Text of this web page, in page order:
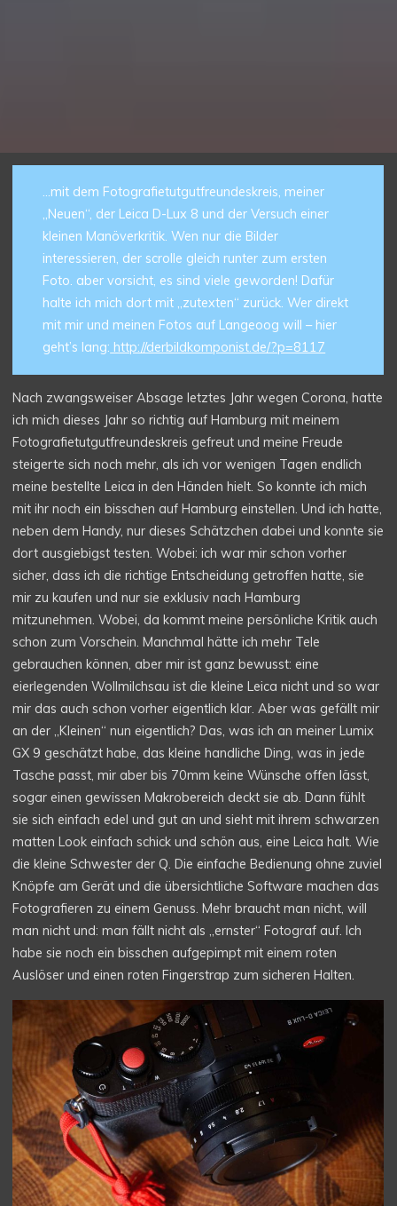
…mit dem Fotografietutgutfreundeskreis, meiner
„Neuen“, der Leica D-Lux 8 und der Versuch einer
kleinen Manöverkritik. Wen nur die Bilder
interessieren, der scrolle gleich runter zum ersten
Foto. aber vorsicht, es sind viele geworden! Dafür
halte ich mich dort mit „zutexten“ zurück. Wer direkt
mit mir und meinen Fotos auf Langeoog will – hier
geht’s lang: http://derbildkomponist.de/?p=8117
Nach zwangsweiser Absage letztes Jahr wegen Corona, hatte
ich mich dieses Jahr so richtig auf Hamburg mit meinem
Fotografietutgutfreundeskreis gefreut und meine Freude
steigerte sich noch mehr, als ich vor wenigen Tagen endlich
meine bestellte Leica in den Händen hielt. So konnte ich mich
mit ihr noch ein bisschen auf Hamburg einstellen. Und ich hatte,
neben dem Handy, nur dieses Schätzchen dabei und konnte sie
dort ausgiebigst testen. Wobei: ich war mir schon vorher
sicher, dass ich die richtige Entscheidung getroffen hatte, sie
mir zu kaufen und nur sie exklusiv nach Hamburg
mitzunehmen. Wobei, da kommt meine persönliche Kritik auch
schon zum Vorschein. Manchmal hätte ich mehr Tele
gebrauchen können, aber mir ist ganz bewusst: eine
eierlegenden Wollmilchsau ist die kleine Leica nicht und so war
mir das auch schon vorher eigentlich klar. Aber was gefällt mir
an der „Kleinen“ nun eigentlich? Das, was ich an meiner Lumix
GX 9 geschätzt habe, das kleine handliche Ding, was in jede
Tasche passt, mir aber bis 70mm keine Wünsche offen lässt,
sogar einen gewissen Makrobereich deckt sie ab. Dann fühlt
sie sich einfach edel und gut an und sieht mit ihrem schwarzen
matten Look einfach schick und schön aus, eine Leica halt. Wie
die kleine Schwester der Q. Die einfache Bedienung ohne zuviel
Knöpfe am Gerät und die übersichtliche Software machen das
Fotografieren zu einem Genuss. Mehr braucht man nicht, will
man nicht und: man fällt nicht als „ernster“ Fotograf auf. Ich
habe sie noch ein bisschen aufgepimpt mit einem roten
Auslöser und einen roten Fingerstrap zum sicheren Halten.